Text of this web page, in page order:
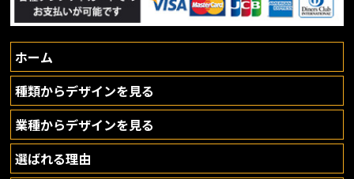
ホーム
種類からデザインを見る
業種からデザインを見る
選ばれる理由